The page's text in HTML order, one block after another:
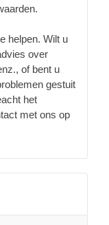
helpen. Wilt u
over
of bent u
gestuit
het
met ons op